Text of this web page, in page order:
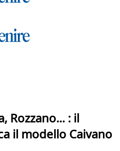
Rozzano... : il
il modello Caivano